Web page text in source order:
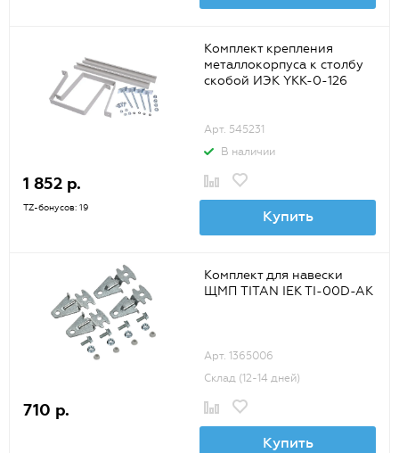
Комплект крепления
металлокорпуса к столбу
скобой ИЭК YKK-0-126
Арт. 545231
В наличии
1 852 р.
TZ-бонусов: 19 Купить
Комплект для навески
ЩМП TITAN IEK TI-00D-AK
Арт. 1365006
Склад (12-14 дней)
710 р.
Купить